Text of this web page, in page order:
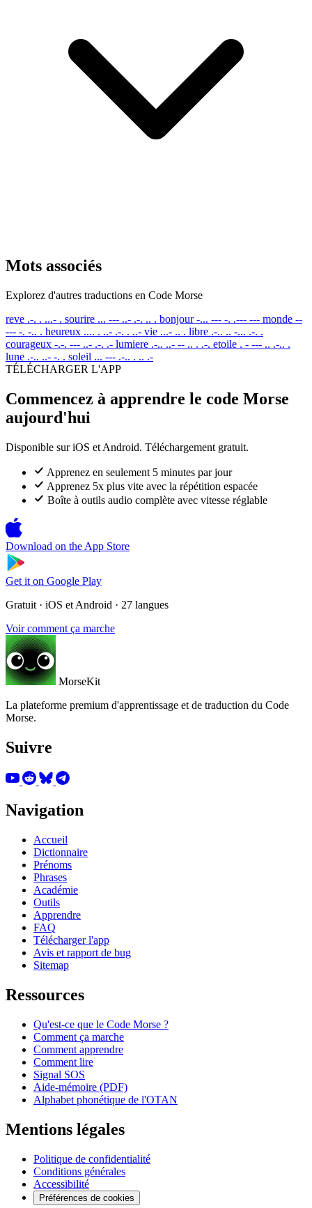
Mots associés
Explorez d'autres traductions en Code Morse
reve .-. . ...- . sourire ... --- ..- .-. .. . bonjour -... --- -. .--- --- monde --
--- -. -.. . heureux .... . ..- .-. . ..- vie ...- .. . libre .-.. .. -... .-. .
courageux -.-. --- ..- .-. .- lumiere .-.. ..- -- .. . .-. etoile . - --- .. .-.. .
lune .-.. ..- -. . soleil ... --- .-.. . .. .-
TÉLÉCHARGER L'APP
Commencez à apprendre le code Morse
aujourd'hui
Disponible sur iOS et Android. Téléchargement gratuit.
Apprenez en seulement 5 minutes par jour
Apprenez 5x plus vite avec la répétition espacée
Boîte à outils audio complète avec vitesse réglable
Download on the App Store
Get it on Google Play
Gratuit · iOS et Android · 27 langues
Voir comment ça marche
MorseKit
La plateforme premium d'apprentissage et de traduction du Code
Morse.
Suivre
Navigation
Accueil
Dictionnaire
Prénoms
Phrases
Académie
Outils
Apprendre
FAQ
Télécharger l'app
Avis et rapport de bug
Sitemap
Ressources
Qu'est-ce que le Code Morse ?
Comment ça marche
Comment apprendre
Comment lire
Signal SOS
Aide-mémoire (PDF)
Alphabet phonétique de l'OTAN
Mentions légales
Politique de confidentialité
Conditions générales
Accessibilité
Préférences de cookies